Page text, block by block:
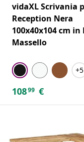
vidaXL Scrivania
Reception Nera
100x40x104 cm in
Massello
+5
10899 €